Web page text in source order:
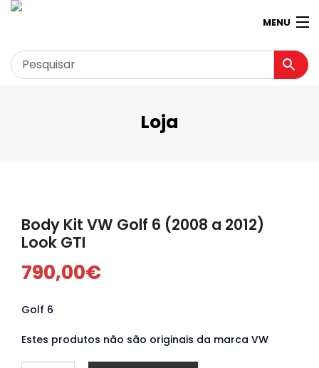
MENU
Garagem
Loja Virtual 360º
Loja
Body Kit VW Golf 6 (2008 a 2012)
Look GTI
790,00€
Golf 6
Estes produtos não são originais da marca VW